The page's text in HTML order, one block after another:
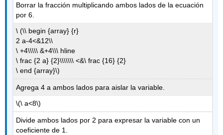
Borrar la fracción multiplicando ambos lados de la ecuación
por 6.
\ (\\ begin {array} {r}
2 a-4<&12\\
\ +4\\\\\ &+4\\\ hline
\ frac {2 a} {2}\\\\\\\ <&\ frac {16} {2}
\ end {array}\)
Agrega 4 a ambos lados para aislar la variable.
\(\ a<8\)
Divide ambos lados por 2 para expresar la variable con un
coeficiente de 1.